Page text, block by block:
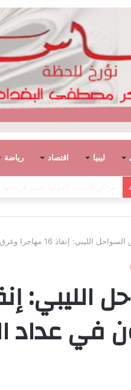
ليبيا اقتصاد رياضة
إنقاذ 16 مهاجرا وغرق طفل وثلاثون في عداد المفقودين بغرق قارب خشبي
في عداد